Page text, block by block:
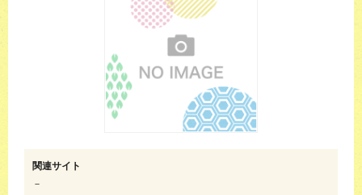
関連サイト
－